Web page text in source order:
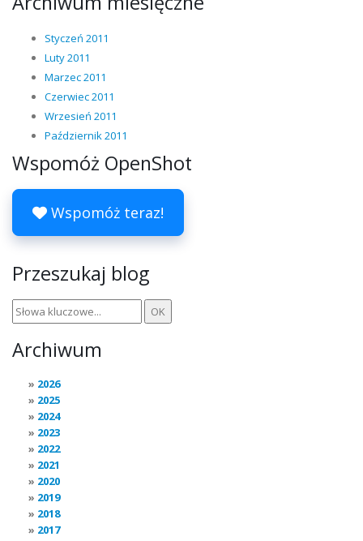
Styczeń 2011
Luty 2011
Marzec 2011
Czerwiec 2011
Wrzesień 2011
Październik 2011
Wspomóż OpenShot
Wspomóż teraz!
Przeszukaj blog
Archiwum
2026
2025
2024
2023
2022
2021
2020
2019
2018
2017